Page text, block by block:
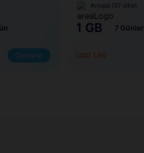
Detaylar
Avrupa (37 ülke)
1 GB 7 Günler
USD 1.90